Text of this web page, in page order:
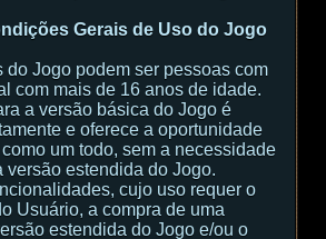
Gerais de Uso do Jogo
do Jogo podem ser pessoas com
com mais de 16 anos de idade.
a versão básica do Jogo é
e oferece a oportunidade
um todo, sem a necessidade
versão estendida do Jogo.
cujo uso requer o
Usuário, a compra de uma
estendida do Jogo e/ou o